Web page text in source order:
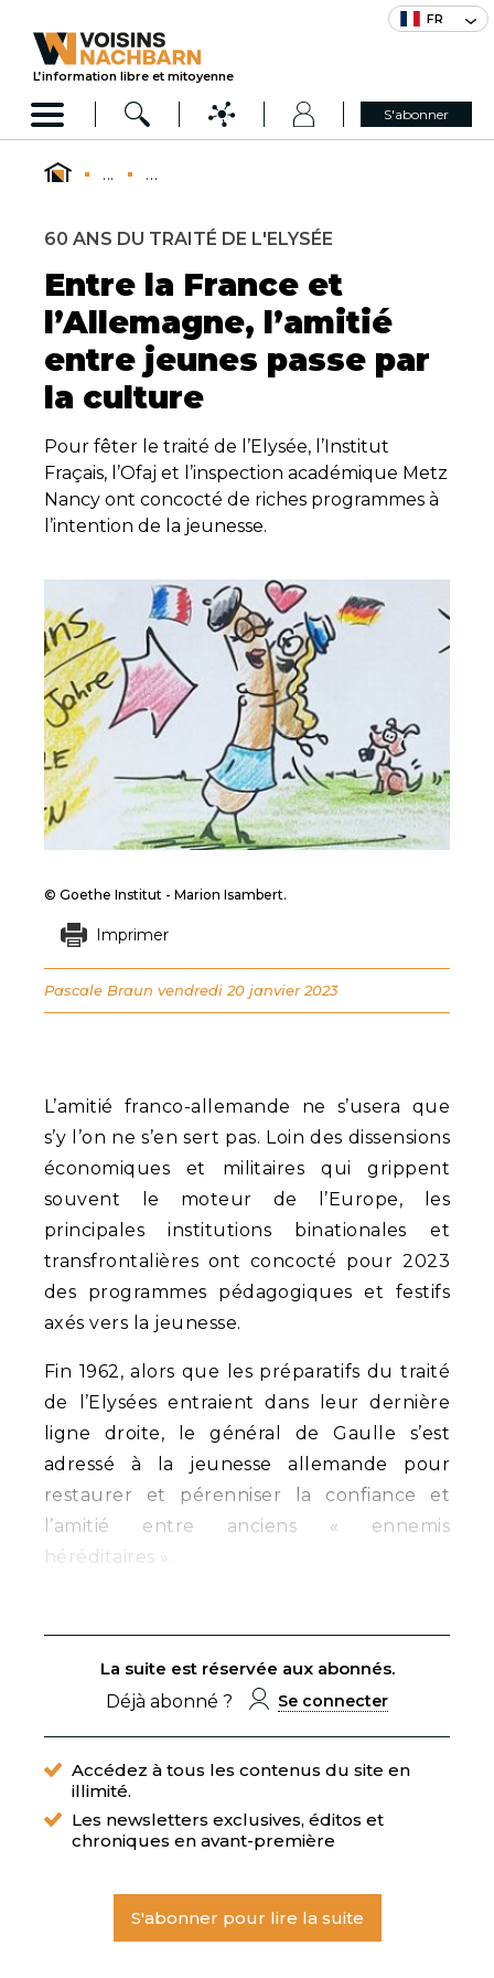
FR
L’information libre et mitoyenne
S'abonner
... ...
60 ANS DU TRAITÉ DE L'ELYSÉE
Entre la France et
l’Allemagne, l’amitié
entre jeunes passe par
la culture
Pour fêter le traité de l’Elysée, l’Institut
Fraçais, l’Ofaj et l’inspection académique Metz
Nancy ont concocté de riches programmes à
l’intention de la jeunesse.
L’amitié franco-allemande ne s’usera que
s’y l’on ne s’en sert pas. Loin des dissensions
économiques et militaires qui grippent
souvent le moteur de l’Europe, les
principales institutions binationales et
transfrontalières ont concocté pour 2023
des programmes pédagogiques et festifs
axés vers la jeunesse.
Fin 1962, alors que les préparatifs du traité
de l’Elysées entraient dans leur dernière
ligne droite, le général de Gaulle s’est
adressé à la jeunesse allemande pour
restaurer et pérenniser la confiance et
l’amitié entre anciens « ennemis
héréditaires ».
La suite est réservée aux abonnés.
Déjà abonné ?
Se connecter
Accédez à tous les contenus du site en
illimité.
Les newsletters exclusives, éditos et
chroniques en avant-première
S'abonner pour lire la suite
© Goethe Institut - Marion Isambert.
Imprimer
Pascale Braun vendredi 20 janvier 2023